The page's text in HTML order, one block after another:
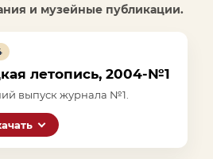
и музейные публикации.
летопись, 2004-№1
выпуск журнала №1.